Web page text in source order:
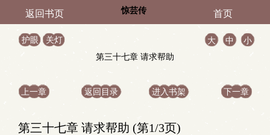
返回书页 惊芸传 首页
护眼 关灯 大 中
小
第三十七章 请求帮助
上一章 返回目录 进入书架 下一章
第三十七章 请求帮助 (第1/3页)